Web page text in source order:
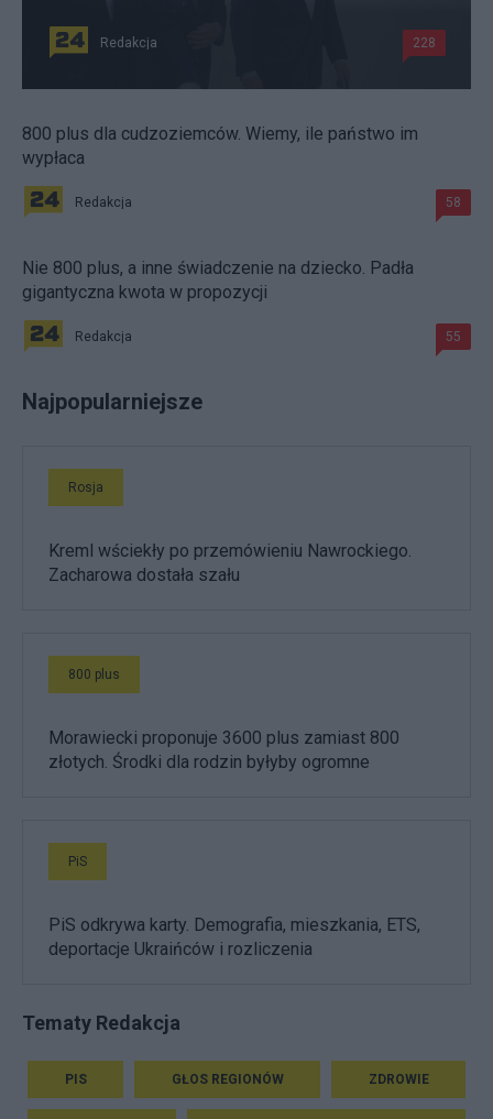
Redakcja 228
800 plus dla cudzoziemców. Wiemy, ile państwo im
wypłaca
Redakcja 58
Nie 800 plus, a inne świadczenie na dziecko. Padła
gigantyczna kwota w propozycji
Redakcja 55
Najpopularniejsze
Rosja
Kreml wściekły po przemówieniu Nawrockiego.
Zacharowa dostała szału
800 plus
Morawiecki proponuje 3600 plus zamiast 800
złotych. Środki dla rodzin byłyby ogromne
PiS
PiS odkrywa karty. Demografia, mieszkania, ETS,
deportacje Ukraińców i rozliczenia
Tematy Redakcja
PIS GŁOS REGIONÓW ZDROWIE